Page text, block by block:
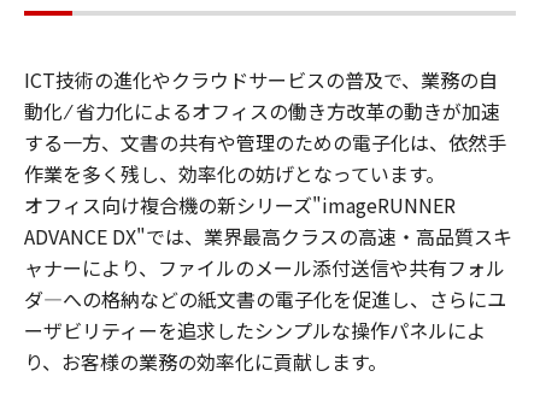
ICT技術の進化やクラウドサービスの普及で、業務の自
動化 ⁄ 省力化によるオフィスの働き方改革の動きが加速
する一方、文書の共有や管理のための電子化は、依然手
作業を多く残し、効率化の妨げとなっています。
オフィス向け複合機の新シリーズ"imageRUNNER
ADVANCE DX"では、業界最高クラスの高速・高品質スキ
ャナーにより、ファイルのメール添付送信や共有フォル
ダ―への格納などの紙文書の電子化を促進し、さらにユ
ーザビリティーを追求したシンプルな操作パネルによ
り、お客様の業務の効率化に貢献します。